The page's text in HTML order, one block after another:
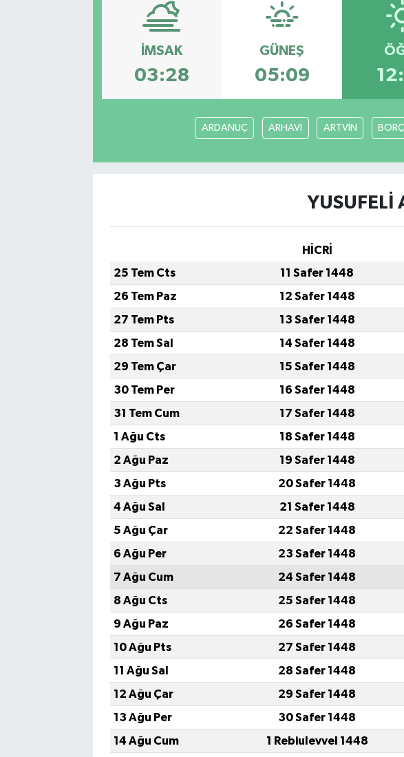
İMSAK
03:28
GÜNEŞ
05:09
ARDANUÇ ARHAVİ ARTVİN
YUSUFELİ
HİCRİ
25 Tem Cts
11 Safer 1448
26 Tem Paz
12 Safer 1448
27 Tem Pts
13 Safer 1448
28 Tem Sal
14 Safer 1448
29 Tem Çar
15 Safer 1448
30 Tem Per
16 Safer 1448
31 Tem Cum
17 Safer 1448
1 Ağu Cts
18 Safer 1448
2 Ağu Paz
19 Safer 1448
3 Ağu Pts
20 Safer 1448
4 Ağu Sal
21 Safer 1448
5 Ağu Çar
22 Safer 1448
6 Ağu Per
23 Safer 1448
7 Ağu Cum
24 Safer 1448
8 Ağu Cts
25 Safer 1448
9 Ağu Paz
26 Safer 1448
10 Ağu Pts
27 Safer 1448
11 Ağu Sal
28 Safer 1448
12 Ağu Çar
29 Safer 1448
13 Ağu Per
30 Safer 1448
14 Ağu Cum
1 Rebiulevvel 1448